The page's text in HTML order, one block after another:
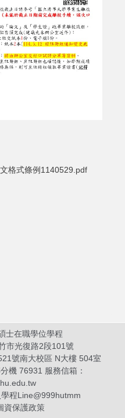
格式條例1140529.pdf
士在職學位學程
市光復路2段101號
號南大校區 N大樓 504室
機 76931 服務信箱：
程Line@999hutmm
資保護政策